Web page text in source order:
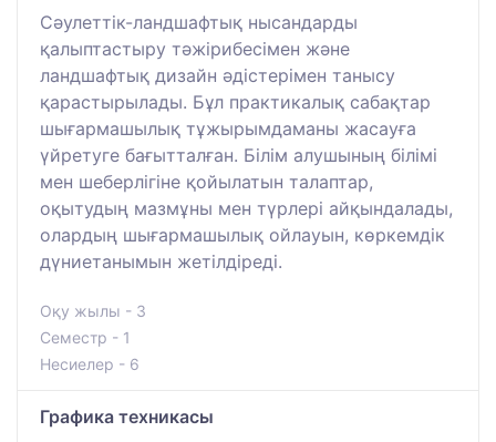
Сәулеттік-ландшафтық нысандарды
қалыптастыру тәжірибесімен және
ландшафтық дизайн әдістерімен танысу
қарастырылады. Бұл практикалық сабақтар
шығармашылық тұжырымдаманы жасауға
үйретуге бағытталған. Білім алушының білімі
мен шеберлігіне қойылатын талаптар,
оқытудың мазмұны мен түрлері айқындалады,
олардың шығармашылық ойлауын, көркемдік
дүниетанымын жетілдіреді.
Оқу жылы - 3
Семестр - 1
Несиелер - 6
Графика техникасы